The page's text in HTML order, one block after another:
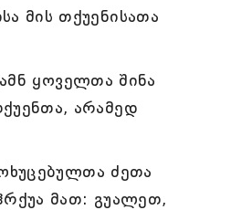
მის თქუენისათა
ყოველთა შინა
არამედ
ძეთა
მათ: გუალეთ,